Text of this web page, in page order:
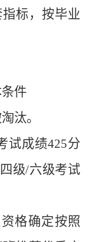
标，按毕业
件
汰。
试成绩425分
级/六级考试
格确定按照